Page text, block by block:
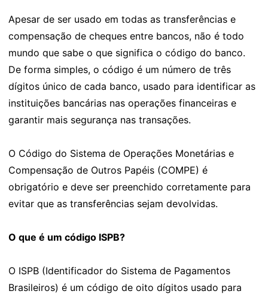
Apesar de ser usado em todas as transferências e
compensação de cheques entre bancos, não é todo
mundo que sabe o que significa o código do banco.
De forma simples, o código é um número de três
dígitos único de cada banco, usado para identificar as
instituições bancárias nas operações financeiras e
garantir mais segurança nas transações.
O Código do Sistema de Operações Monetárias e
Compensação de Outros Papéis (COMPE) é
obrigatório e deve ser preenchido corretamente para
evitar que as transferências sejam devolvidas.
O que é um código ISPB?
O ISPB (Identificador do Sistema de Pagamentos
Brasileiros) é um código de oito dígitos usado para